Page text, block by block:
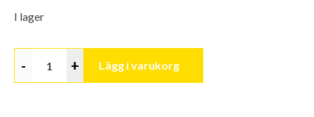
I lager
- + Lägg i varukorg